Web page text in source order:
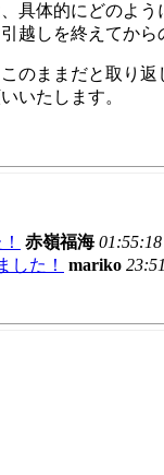
具体的にどのよ
越しを終えてか
のままだと取り
いたします。
赤嶺福海
した！
mariko